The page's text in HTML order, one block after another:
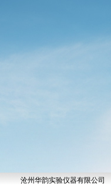
沧州华韵实验仪器有限公司